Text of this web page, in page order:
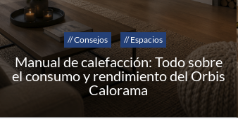
// Consejos // Espacios
Manual de calefacción: Todo sobre
el consumo y rendimiento del Orbis
Calorama